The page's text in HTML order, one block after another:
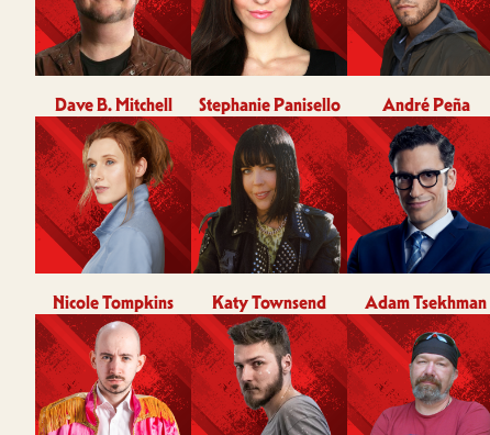
Dave B. Mitchell Stephanie Panisello André Peña
Nicole Tompkins Katy Townsend Adam Tsekhman